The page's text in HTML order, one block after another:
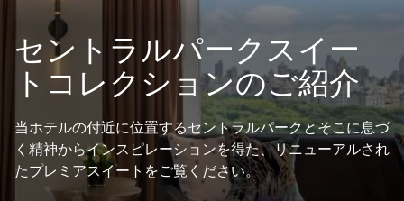
セントラルパークスイー
トコレクションのご紹介
当ホテルの付近に位置するセントラルパークとそこに息づ
く精神からインスピレーションを得た、リニューアルされ
たプレミアスイートをご覧ください。